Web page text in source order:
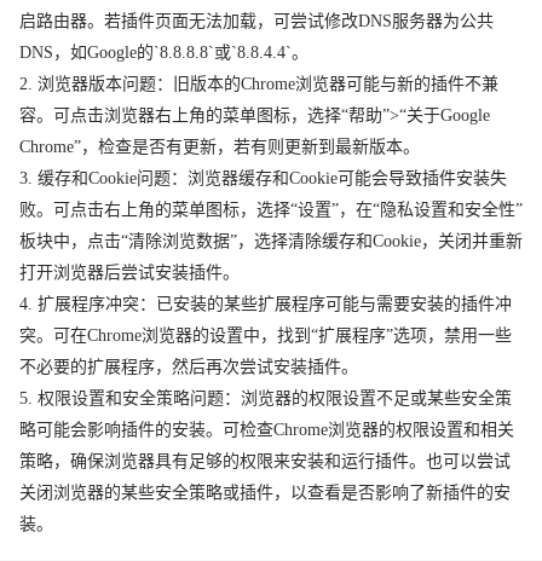
启路由器。若插件页面无法加载，可尝试修改DNS服务器为公共
DNS，如Google的`8.8.8.8`或`8.8.4.4`。
2. 浏览器版本问题：旧版本的Chrome浏览器可能与新的插件不兼
容。可点击浏览器右上角的菜单图标，选择“帮助”>“关于Google
Chrome”，检查是否有更新，若有则更新到最新版本。
3. 缓存和Cookie问题：浏览器缓存和Cookie可能会导致插件安装失
败。可点击右上角的菜单图标，选择“设置”，在“隐私设置和安全性”
板块中，点击“清除浏览数据”，选择清除缓存和Cookie，关闭并重新
打开浏览器后尝试安装插件。
4. 扩展程序冲突：已安装的某些扩展程序可能与需要安装的插件冲
突。可在Chrome浏览器的设置中，找到“扩展程序”选项，禁用一些
不必要的扩展程序，然后再次尝试安装插件。
5. 权限设置和安全策略问题：浏览器的权限设置不足或某些安全策
略可能会影响插件的安装。可检查Chrome浏览器的权限设置和相关
策略，确保浏览器具有足够的权限来安装和运行插件。也可以尝试
关闭浏览器的某些安全策略或插件，以查看是否影响了新插件的安
装。